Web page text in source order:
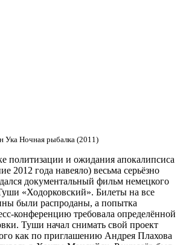
Ука Ночная рыбалка (2011)
политизации и ожидания апокалипсиса
2012 года навеяло) весьма серьёзно
документальный фильм немецкого
«Ходорковский». Билеты на все
были распроданы, а попытка
конференцию требовала определённой
Туши начал снимать свой проект
как по приглашению Андрея Плахова